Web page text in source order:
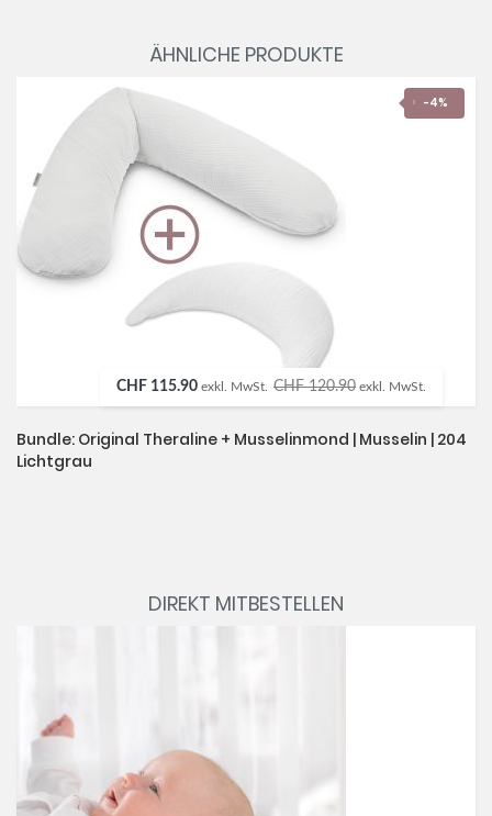
ÄHNLICHE PRODUKTE
-4%
CHF 115.90 exkl. MwSt. CHF 120.90 exkl. MwSt.
Bundle: Original Theraline + Musselinmond | Musselin | 204
Lichtgrau
DIREKT MITBESTELLEN